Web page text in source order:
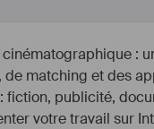
:
matching et des
publicité,
votre travail sur